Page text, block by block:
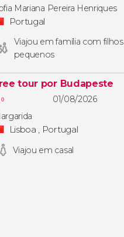
Mariana Pereira Henriques
Portugal
Viajou em família com filhos
pequenos
tour por Budapeste
01/08/2026
Lisboa , Portugal
Viajou em casal